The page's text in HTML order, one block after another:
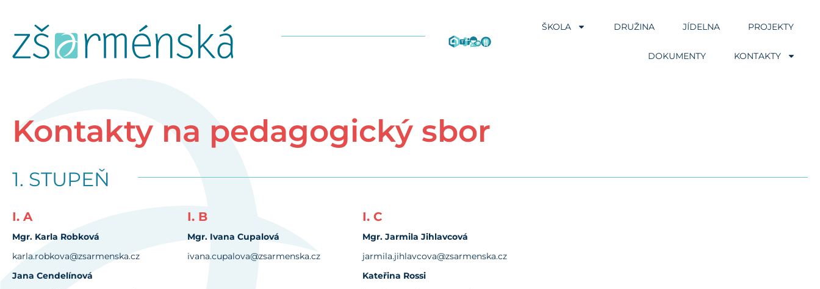
ŠKOLA DRUŽINA JÍDELNA PROJEKTY
DOKUMENTY KONTAKTY
Kontakty na pedagogický sbor
1. STUPEŇ
I. A
Mgr. Karla Robková
karla.robkova@zsarmenska.cz
Jana Cendelínová
I. B
Mgr. Ivana Cupalová
ivana.cupalova@zsarmenska.cz
I. C
Mgr. Jarmila Jihlavcová
jarmila.jihlavcova@zsarmenska.cz
Kateřina Rossi